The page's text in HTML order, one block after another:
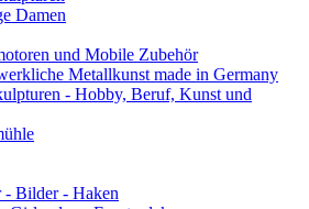
Damen
und Mobile Zubehör
Metallkunst made in Germany
- Hobby, Beruf, Kunst und
- Bilder - Haken